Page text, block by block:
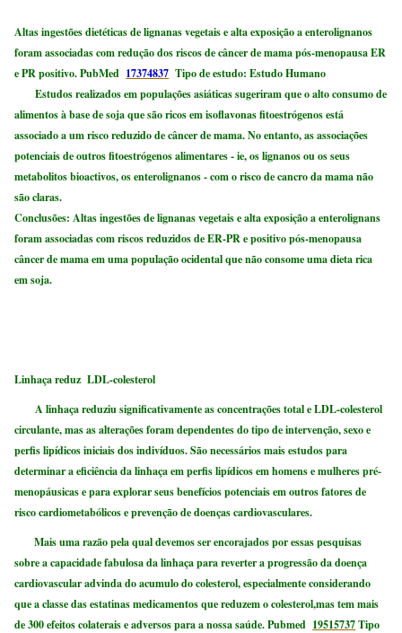
Altas ingestões dietéticas de lignanas vegetais e alta exposição a enterolignanos
foram associadas com redução dos riscos de câncer de mama pós-menopausa ER
e PR positivo.PubMed 17374837 Tipo de estudo: Estudo Humano
Estudos realizados em populações asiáticas sugeriram que o alto consumo de
alimentos à base de soja que são ricos em isoflavonas fitoestrógenos está
associado a um risco reduzido de câncer de mama. No entanto, as associações
potenciais de outros fitoestrógenos alimentares - ie, os lignanos ou os seus
metabolitos bioactivos, os enterolignanos - com o risco de cancro da mama não
são claras.
Conclusões: Altas ingestões de lignanas vegetais e alta exposição a enterolignans
foram associadas com riscos reduzidos de ER-PR e positivo pós-menopausa
câncer de mama em uma população ocidental que não consome uma dieta rica
em soja.
Linhaça reduz LDL-colesterol
A linhaça reduziu significativamente as concentrações total e LDL-colesterol
circulante, mas as alterações foram dependentes do tipo de intervenção, sexo e
perfis lipídicos iniciais dos indivíduos. São necessários mais estudos para
determinar a eficiência da linhaça em perfis lipídicos em homens e mulheres pré-
menopáusicas e para explorar seus benefícios potenciais em outros fatores de
risco cardiometabólicos e prevenção de doenças cardiovasculares.
Mais uma razão pela qual devemos ser encorajados por essas pesquisas
sobre a capacidade fabulosa da linhaça para reverter a progressão da doença
cardiovascular advinda do acumulo do colesterol, especialmente considerando
que a classe das estatinas medicamentos que reduzem o colesterol,mas tem mais
de 300 efeitos colaterais e adversos para a nossa saúde.Pubmed 19515737Tipo